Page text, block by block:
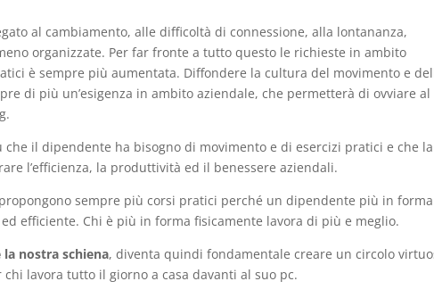
al cambiamento, alle difficoltà di connessione, alla lontananza,
organizzate. Per far fronte a tutto questo le richieste in ambito
è sempre più aumentata. Diffondere la cultura del movimento e
di più un’esigenza in ambito aziendale, che permetterà di ovviare al
il dipendente ha bisogno di movimento e di esercizi pratici e che la
l’efficienza, la produttività ed il benessere aziendali.
sempre più corsi pratici perché un dipendente più in forma
efficiente. Chi è più in forma fisicamente lavora di più e meglio.
nostra schiena, diventa quindi fondamentale creare un circolo
lavora tutto il giorno a casa davanti al suo pc.